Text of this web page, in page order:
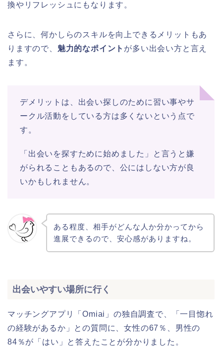
換やリフレッシュにもなります。
さらに、何かしらのスキルを向上できるメリットもあ
りますので、 魅力的なポイント が多い出会い方と言え
ます。
デメリットは、出会い探しのために習い事やサ
ークル活動をしている方は多くないという点で
す。
「出会いを探すために始めました」と言うと嫌
がられることもあるので、公にはしない方が良
いかもしれません。
ある程度、相手がどんな人か分かってから
進展できるので、安心感がありますね。
出会いやすい場所に行く
マッチングアプリ「Omiai」の独自調査で、「一目惚れ
の経験があるか」との質問に、女性の67％、男性の
84％が「はい」と答えたことが分かりました。